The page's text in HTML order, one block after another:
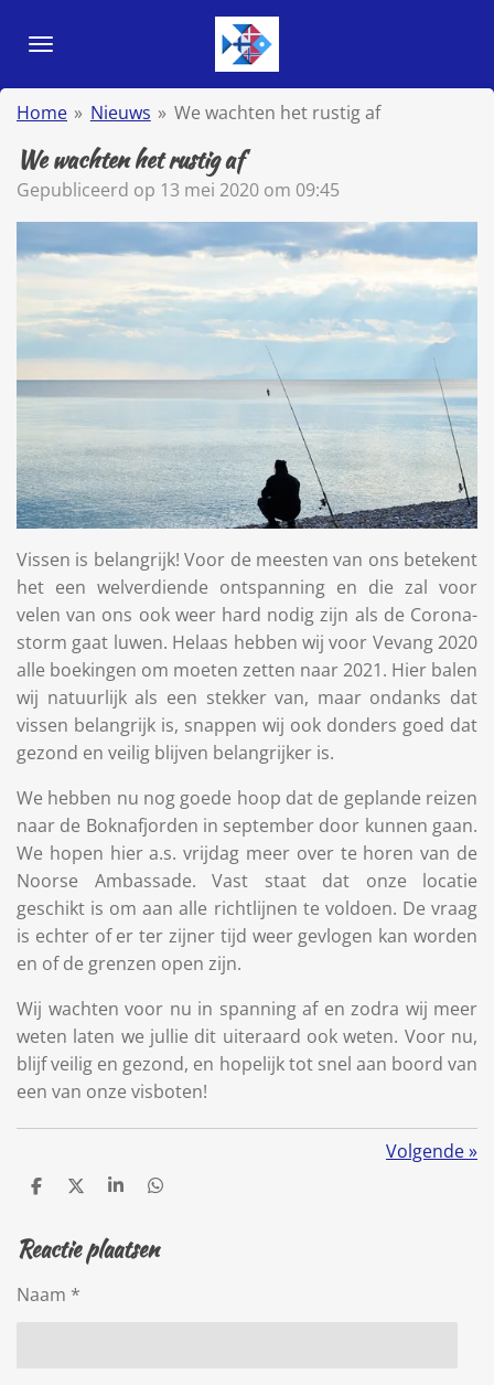
direct
de
Home » Nieuws » We wachten het rustig af
We wachten het rustig af
Gepubliceerd op 13 mei 2020 om 09:45
Vissen is belangrijk! Voor de meesten van ons betekent
het een welverdiende ontspanning en die zal voor
velen van ons ook weer hard nodig zijn als de Corona-
storm gaat luwen. Helaas hebben wij voor Vevang 2020
alle boekingen om moeten zetten naar 2021. Hier balen
wij natuurlijk als een stekker van, maar ondanks dat
vissen belangrijk is, snappen wij ook donders goed dat
gezond en veilig blijven belangrijker is.
We hebben nu nog goede hoop dat de geplande reizen
naar de Boknafjorden in september door kunnen gaan.
We hopen hier a.s. vrijdag meer over te horen van de
Noorse Ambassade. Vast staat dat onze locatie
geschikt is om aan alle richtlijnen te voldoen. De vraag
is echter of er ter zijner tijd weer gevlogen kan worden
en of de grenzen open zijn.
Wij wachten voor nu in spanning af en zodra wij meer
weten laten we jullie dit uiteraard ook weten. Voor nu,
blijf veilig en gezond, en hopelijk tot snel aan boord van
een van onze visboten!
Volgende»
D
e
n
D
l
S
r
e
D
e
n
Reactie plaatsen
Naam *